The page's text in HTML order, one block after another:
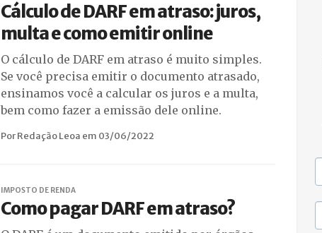
Cálculo de DARF em atraso: juros,
multa e como emitir online
O cálculo de DARF em atraso é muito simples.
Se você precisa emitir o documento atrasado,
ensinamos você a calcular os juros e a multa,
bem como fazer a emissão dele online.
Por Redação Leoa em 03/06/2022
IMPOSTO DE RENDA
Como pagar DARF em atraso?